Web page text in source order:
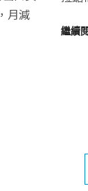
月減
繼續